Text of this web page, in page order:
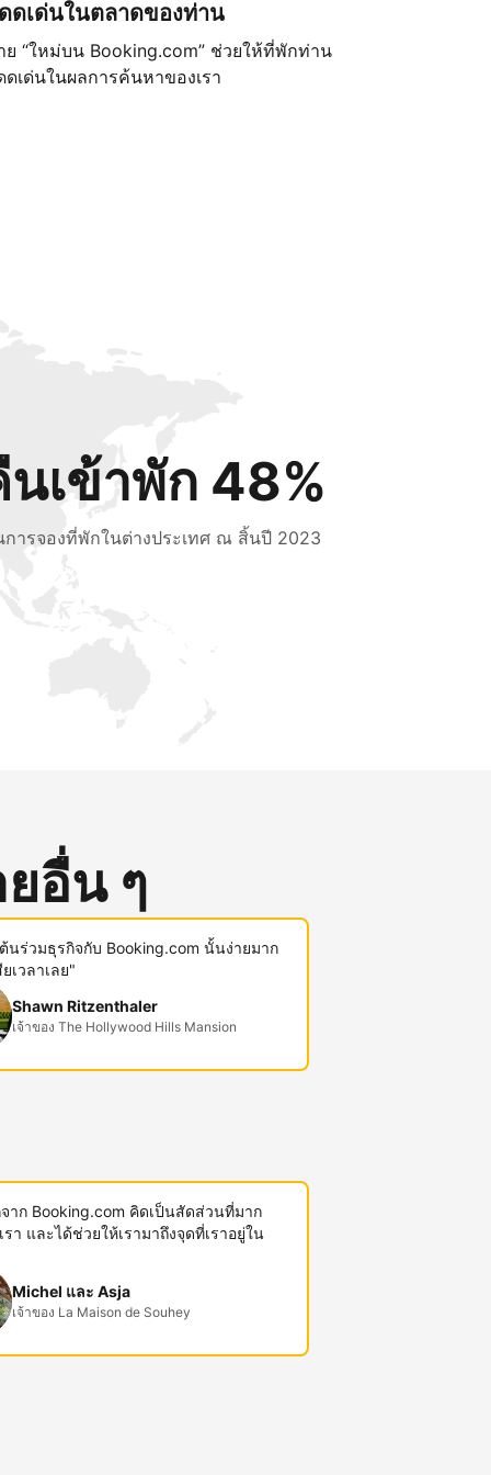
ดเด่นในตลาดของท่าน
ย “ใหม่บน Booking.com” ช่วยให้ที่พักท่าน
ดเด่นในผลการค้นหาของเรา
เข้าพัก 48%
การจองที่พักในต่างประเทศ ณ สิ้นปี 2023
อื่น ๆ
นร่วมธุรกิจกับ Booking.com นั้นง่ายมาก
เวลาเลย"
Shawn Ritzenthaler
เจ้าของ The Hollywood Hills Mansion
าก Booking.com คิดเป็นสัดส่วนที่มาก
า และได้ช่วยให้เรามาถึงจุดที่เราอยู่ใน
Michel และ Asja
เจ้าของ La Maison de Souhey